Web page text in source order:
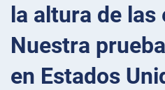
la altura de las
Nuestra
en Estados